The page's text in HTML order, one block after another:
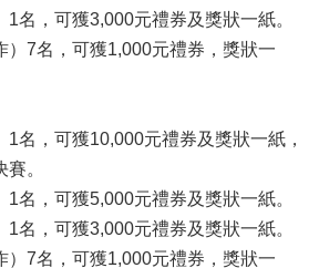
1名，可獲3,000元禮券及獎狀一紙。
）7名，可獲1,000元禮券，獎狀一
1名，可獲10,000元禮券及獎狀一紙，
。
1名，可獲5,000元禮券及獎狀一紙。
1名，可獲3,000元禮券及獎狀一紙。
）7名，可獲1,000元禮券，獎狀一